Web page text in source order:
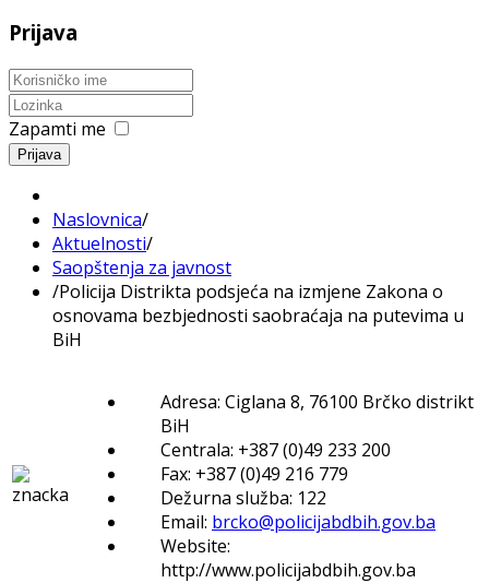
Prijava
Zapamti me
Prijava
Naslovnica/
Aktuelnosti/
Saopštenja za javnost
/Policija Distrikta podsjeća na izmjene Zakona o
osnovama bezbjednosti saobraćaja na putevima u
BiH
Adresa: Ciglana 8, 76100 Brčko distrikt
BiH
Centrala: +387 (0)49 233 200
Fax: +387 (0)49 216 779
Dežurna služba: 122
Email: brcko@policijabdbih.gov.ba
Website:
http://www.policijabdbih.gov.ba